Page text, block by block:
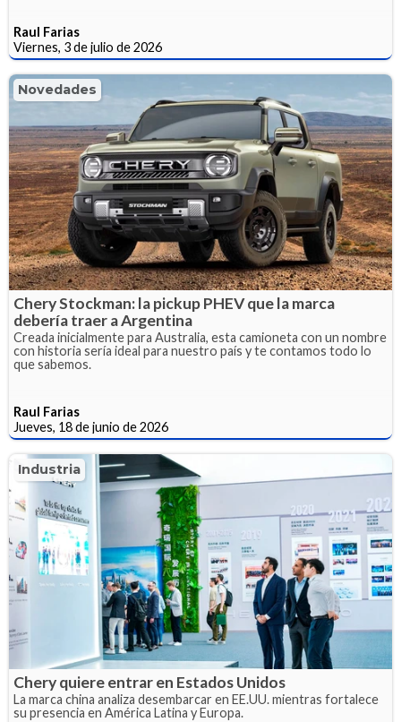
Raul Farias
Viernes, 3 de julio de 2026
Novedades
Chery Stockman: la pickup PHEV que la marca
debería traer a Argentina
Creada inicialmente para Australia, esta camioneta con un nombre
con historia sería ideal para nuestro país y te contamos todo lo
que sabemos.
Raul Farias
Jueves, 18 de junio de 2026
Industria
Chery quiere entrar en Estados Unidos
La marca china analiza desembarcar en EE.UU. mientras fortalece
su presencia en América Latina y Europa.